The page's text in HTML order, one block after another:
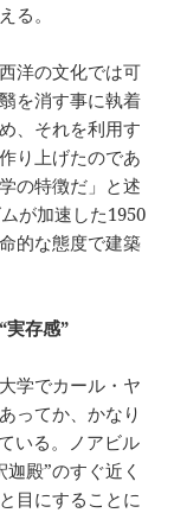
る。
洋の文化では可
を消す事に執着
、それを利用す
り上げたのであ
の特徴だ」と述
が加速した1950
的な態度で建築
存感”
学でカール・ヤ
ってか、かなり
いる。ノアビル
殿”のすぐ近く
目にすることに